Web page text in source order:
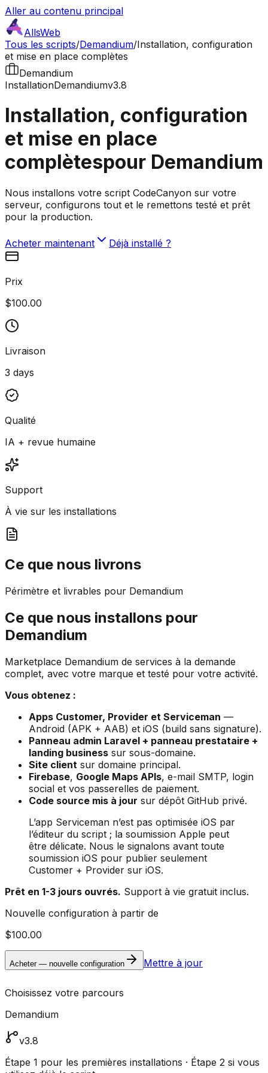
Aller au contenu principal
AllsWeb
Tous les scripts/Demandium/Installation, configuration
et mise en place complètes
Demandium
InstallationDemandiumv3.8
Installation, configuration
et mise en place
complètespour Demandium
Nous installons votre script CodeCanyon sur votre
serveur, configurons tout et le remettons testé et prêt
pour la production.
Acheter maintenant Déjà installé ?
Prix
$100.00
Livraison
3 days
Qualité
IA + revue humaine
Support
À vie sur les installations
Ce que nous livrons
Périmètre et livrables pour Demandium
Ce que nous installons pour
Demandium
Marketplace Demandium de services à la demande
complet, avec votre marque et testé pour votre activité.
Vous obtenez :
Apps Customer, Provider et Serviceman —
Android (APK + AAB) et iOS (build sans signature).
Panneau admin Laravel + panneau prestataire +
landing business sur sous-domaine.
Site client sur domaine principal.
Firebase, Google Maps APIs, e-mail SMTP, login
social et vos passerelles de paiement.
Code source mis à jour sur dépôt GitHub privé.
L’app Serviceman n’est pas optimisée iOS par
l’éditeur du script ; la soumission Apple peut
être délicate. Nous le signalons avant toute
soumission iOS pour publier seulement
Customer + Provider sur iOS.
Prêt en 1-3 jours ouvrés. Support à vie gratuit inclus.
Nouvelle configuration à partir de
$100.00
Acheter — nouvelle configuration Mettre à jour
Choisissez votre parcours
Demandium
v3.8
Étape 1 pour les premières installations · Étape 2 si vous